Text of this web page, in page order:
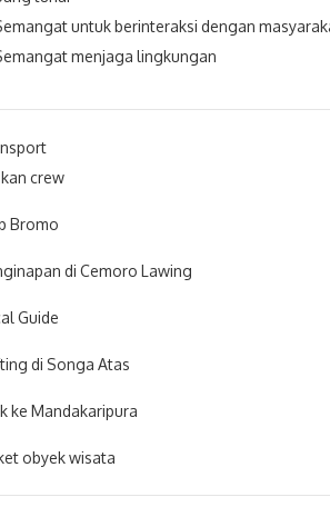
untuk berinteraksi dengan
menjaga lingkungan
crew
Bromo
di Cemoro Lawing
Guide
di Songa Atas
ke Mandakaripura
obyek wisata